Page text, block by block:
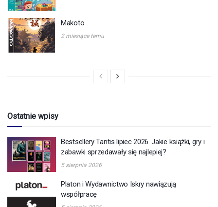
Makoto
2 miesiące temu
Ostatnie wpisy
Bestsellery Tantis lipiec 2026. Jakie książki, gry i
zabawki sprzedawały się najlepiej?
5 sierpnia 2026
Platon i Wydawnictwo Iskry nawiązują
współpracę